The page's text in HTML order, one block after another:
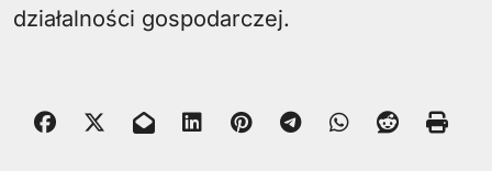
działalności gospodarczej.